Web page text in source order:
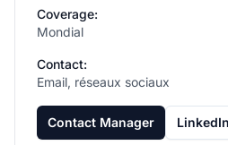
Coverage:
Mondial
Contact:
Email, réseaux sociaux
Contact Manager